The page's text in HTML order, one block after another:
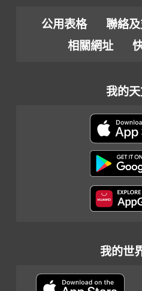
公用表格 聯絡
相關網址
我的
我的世